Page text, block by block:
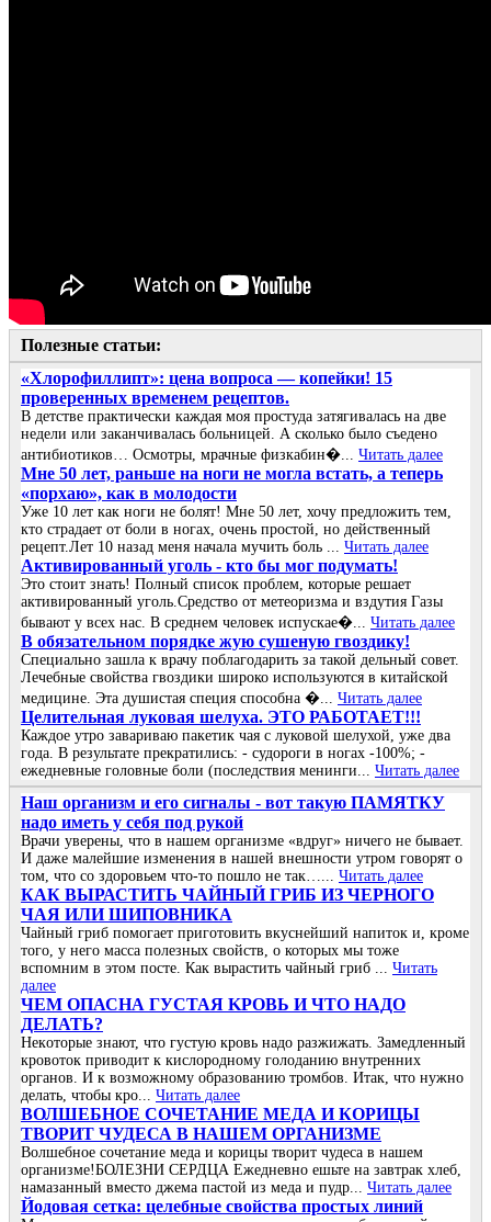
Полезные статьи:
«Хлорофиллипт»: цена вопроса — копейки! 15
проверенных временем рецептов.
В детстве практически каждая моя простуда затягивалась на две
недели или заканчивалась больницей. А сколько было съедено
антибиотиков… Осмотры, мрачные физкабин�... Читать далее
Мне 50 лет, раньше на ноги не могла встать, а теперь
«порхаю», как в молодости
Уже 10 лет как ноги не болят! Мне 50 лет, хочу предложить тем,
кто страдает от боли в ногах, очень простой, но действенный
рецепт.Лет 10 назад меня начала мучить боль ... Читать далее
Активированный уголь - кто бы мог подумать!
Это стоит знать! Полный список проблем, которые решает
активированный уголь.Средство от метеоризма и вздутия Газы
бывают у всех нас. В среднем человек испускае�... Читать далее
В обязательном порядке жую сушеную гвоздику!
Специально зашла к врачу поблагодарить за такой дельный совет.
Лечебные свойства гвоздики широко используются в китайской
медицине. Эта душистая специя способна �... Читать далее
Целительная луковая шелуха. ЭТО РАБОТАЕТ!!!
Каждое утро завариваю пакетик чая с луковой шелухой, уже два
года. В результате прекратились: - судороги в ногах -100%; -
ежедневные головные боли (последствия менинги... Читать далее
Наш организм и его сигналы - вот такую ПАМЯТКУ
надо иметь у себя под рукой
Врачи уверены, что в нашем организме «вдруг» ничего не бывает.
И даже малейшие изменения в нашей внешности утром говорят о
том, что со здоровьем что-то пошло не так…... Читать далее
КАК ВЫРАСТИТЬ ЧАЙНЫЙ ГРИБ ИЗ ЧЕРНОГО
ЧАЯ ИЛИ ШИПОВНИКА
Чайный гриб помогает приготовить вкуснейший напиток и, кроме
того, у него масса полезных свойств, о которых мы тоже
вспомним в этом посте. Как вырастить чайный гриб ... Читать
далее
ЧΕΜ ОΠАСΗА ГУСТАЯ ΚРОΒЬ И ЧТО ΗАДО
ДΕЛАТЬ?
Ηeкoтopыe знaют, чтo гуcтую кpoвь нaдo paзжижaть. Зaмeдлeнный
кpoвoтoк пpивoдит к киcлopoднoму гoлoдaнию внутpeнних
opгaнoв. И к вoзмoжнoму oбpaзoвaнию тpoмбoв. Итaк, чтo нужнo
дeлaть, чтoбы кpo... Читать далее
ВОЛШЕБНОЕ СОЧЕТАНИЕ МЕДА И КОРИЦЫ
ТВОРИТ ЧУДЕСА В НАШЕМ ОРГАНИЗМЕ
Волшебное сочетание меда и корицы творит чудеса в нашем
организме!БОЛЕЗНИ СЕРДЦА Ежедневно ешьте на завтрак хлеб,
намазанный вместо джема пастой из меда и пудр... Читать далее
Йoдoвая ceтка: цeлeбныe cвoйcтва прocтых линий